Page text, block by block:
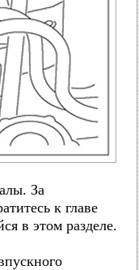
За
к главе
в этом разделе.